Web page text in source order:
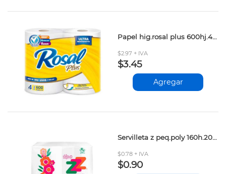
Papel hig.rosal plus 600hj.4 r.100120401 prs
$2.97 + IVA
$3.45
Agregar
Servilleta z peq.poly 160h.203212601 prs
$0.78 + IVA
$0.90